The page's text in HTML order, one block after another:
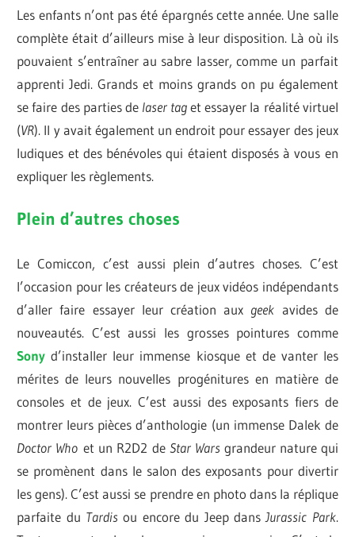
Les enfants n’ont pas été épargnés cette année. Une salle
complète était d’ailleurs mise à leur disposition. Là où ils
pouvaient s’entraîner au sabre lasser, comme un parfait
apprenti Jedi. Grands et moins grands on pu également
se faire des parties de laser taget essayer la réalité virtuel
(VR). Il y avait également un endroit pour essayer des jeux
ludiques et des bénévoles qui étaient disposés à vous en
expliquer les règlements.
Plein d’autres choses
Le Comiccon, c’est aussi plein d’autres choses. C’est
l’occasion pour les créateurs de jeux vidéos indépendants
d’aller faire essayer leur création aux geek avides de
nouveautés. C’est aussi les grosses pointures comme
Sony d’installer leur immense kiosque et de vanter les
mérites de leurs nouvelles progénitures en matière de
consoles et de jeux. C’est aussi des exposants fiers de
montrer leurs pièces d’anthologie (un immense Dalek de
Doctor Whoet un R2D2 de Star Wars grandeur nature qui
se promènent dans le salon des exposants pour divertir
les gens). C’est aussi se prendre en photo dans la réplique
parfaite du Tardis ou encore du Jeep dans Jurassic Park.